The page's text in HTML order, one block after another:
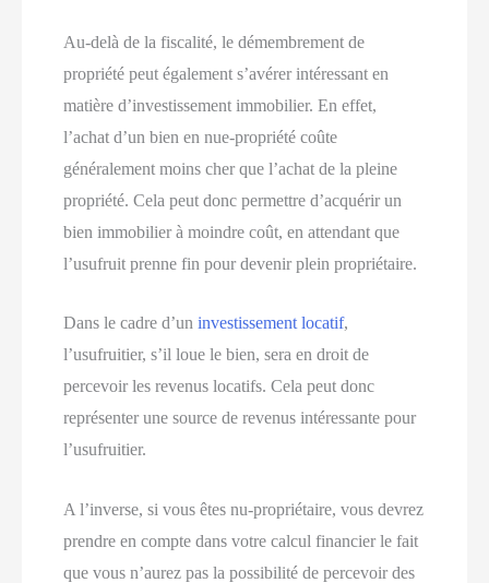
Au-delà de la fiscalité, le démembrement de
propriété peut également s’avérer intéressant en
matière d’investissement immobilier. En effet,
l’achat d’un bien en nue-propriété coûte
généralement moins cher que l’achat de la pleine
propriété. Cela peut donc permettre d’acquérir un
bien immobilier à moindre coût, en attendant que
l’usufruit prenne fin pour devenir plein propriétaire.
Dans le cadre d’uninvestissement locatif,
l’usufruitier, s’il loue le bien, sera en droit de
percevoir les revenus locatifs. Cela peut donc
représenter une source de revenus intéressante pour
l’usufruitier.
A l’inverse, si vous êtes nu-propriétaire, vous devrez
prendre en compte dans votre calcul financier le fait
que vous n’aurez pas la possibilité de percevoir des